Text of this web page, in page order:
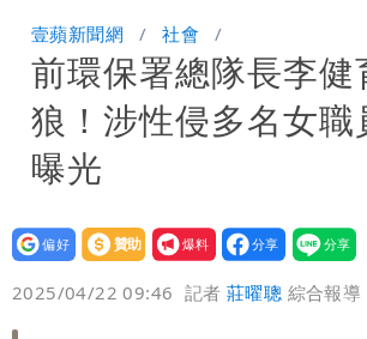
超火辣
8旬翁颱風後巡菜園疑跌
消搜一夜深潭尋獲已亡
壹蘋新聞網 社會
前環保署總隊長李健
狼！涉性侵多名女
曝光
設為
贊助
我要
爆料
2025/04/22 09:46 記者莊曜聰 綜合報導